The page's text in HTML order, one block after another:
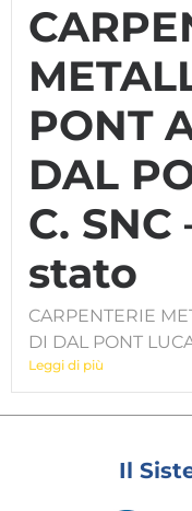
PONT
DAL
C.
stato
CARPENTERIE
DI DAL PONT
Leggi di più
Il